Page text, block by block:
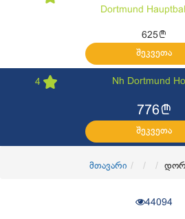
Dortmund
625l
შეკვეთა
4 Nh Dortmund
776l
შეკვეთა
მთავარი
44094